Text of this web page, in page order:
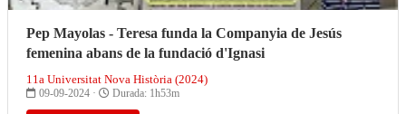
Pep Mayolas - Teresa funda la Companyia de Jesús
femenina abans de la fundació d'Ignasi
11a Universitat Nova Història (2024)
09-09-2024 · Durada: 1h53m